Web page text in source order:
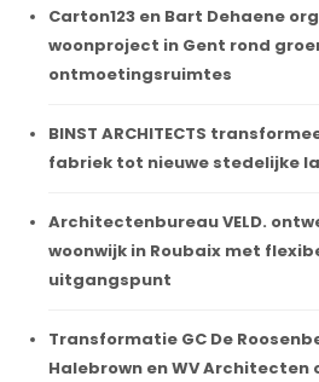
Carton123 en Bart Dehaene
woonproject in Gent rond
ontmoetingsruimtes
BINST ARCHITECTS
fabriek tot nieuwe stedelijke
Architectenbureau VELD.
woonwijk in Roubaix met
uitgangspunt
Transformatie GC De
Halebrown en WV